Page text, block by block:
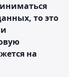
то это
на